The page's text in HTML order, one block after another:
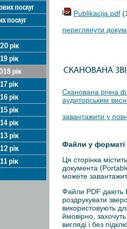
Publikacija.pdf
переглянути
Сканована річна
аудиторським
завантажити у
Файли у форматі
Ця сторінка
документа
можете
Файли PDF дають
роздрукувати
використовують
ймовірно,
вигляді і без